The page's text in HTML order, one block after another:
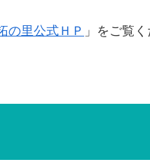
の里公式ＨＰ 」をご覧